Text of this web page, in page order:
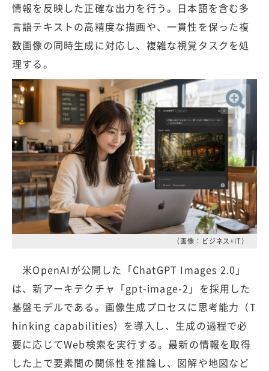
情報を反映した正確な出力を行う。日本語を含む多
言語テキストの高精度な描画や、一貫性を保った複
数画像の同時生成に対応し、複雑な視覚タスクを処
理する。
（画像：ビジネス+IT）
米OpenAIが公開した「ChatGPT Images 2.0」
は、新アーキテクチャ「gpt-image-2」を採用した
基盤モデルである。画像生成プロセスに思考能力（T
hinking capabilities）を導入し、生成の過程で必
要に応じてWeb検索を実行する。最新の情報を取得
した上で要素間の関係性を推論し、図解や地図など